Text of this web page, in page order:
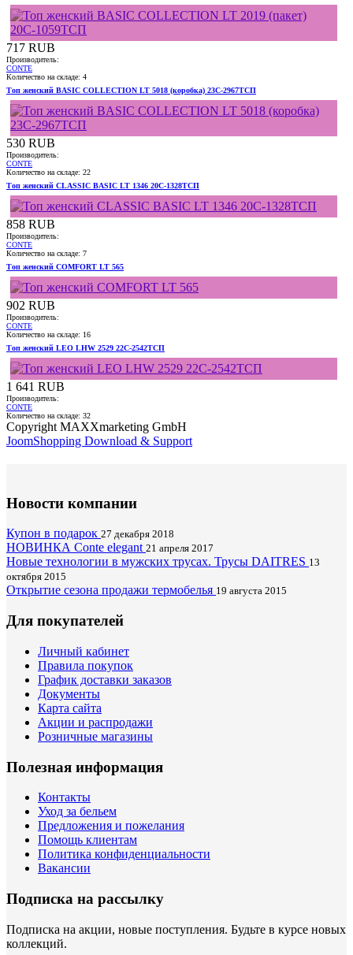
717 RUB
Производитель:
CONTE
Количество на складе: 4
Топ женский BASIC COLLECTION LT 5018 (коробка) 23С-2967ТСП
530 RUB
Производитель:
CONTE
Количество на складе: 22
Топ женский CLASSIC BASIC LT 1346 20С-1328ТСП
Подробнее
858 RUB
Производитель:
CONTE
Количество на складе: 7
Топ женский COMFORT LT 565
Подробнее
902 RUB
Производитель:
CONTE
Количество на складе: 16
Топ женский LEO LHW 2529 22С-2542ТСП
Подробнее
1 641 RUB
Производитель:
CONTE
Количество на складе: 32
Copyright MAXXmarketing GmbH
JoomShopping Download & Support
Новости компании
Купон в подарок 27 декабря 2018
НОВИНКА Conte elegant 21 апреля 2017
Новые технологии в мужских трусах. Трусы DAITRES 13
октября 2015
Открытие сезона продажи термобелья 19 августа 2015
Для покупателей
Личный кабинет
Правила покупок
График доставки заказов
Документы
Карта сайта
Акции и распродажи
Розничные магазины
Полезная информация
Контакты
Уход за бельем
Предложения и пожелания
Помощь клиентам
Политика конфиденциальности
Вакансии
Подписка на рассылку
Подписка на акции, новые поступления. Будьте в курсе новых
коллекций.